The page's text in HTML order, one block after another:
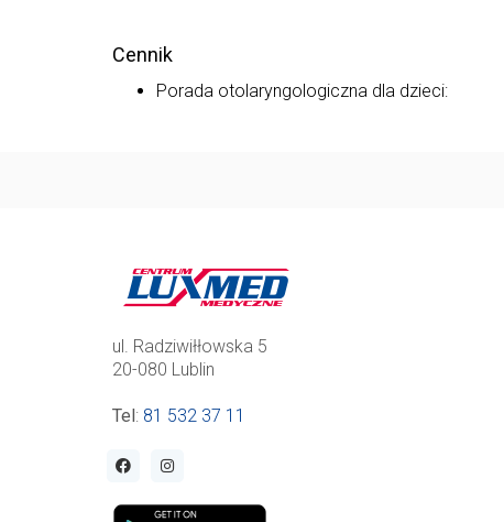
Cennik
Porada otolaryngologiczna dla dzieci:
ul. Radziwiłłowska 5
20-080 Lublin
Tel: 81 532 37 11